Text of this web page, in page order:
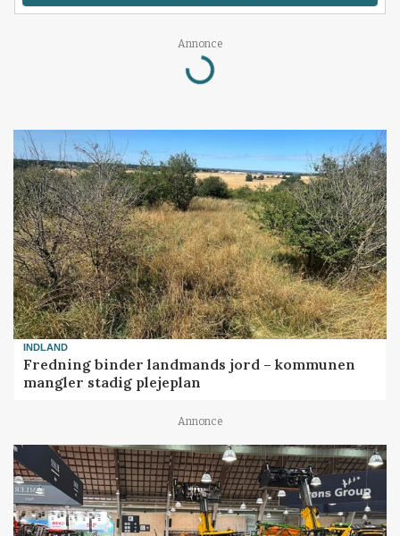
Annonce
Loading...
INDLAND
Fredning binder landmands jord – kommunen
mangler stadig plejeplan
Annonce